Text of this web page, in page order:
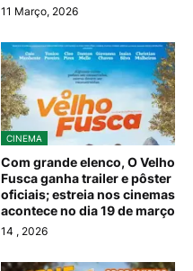
11 Março, 2026
CINEMA
Com grande elenco, O Velho
Fusca ganha trailer e pôster
oficiais; estreia nos cinemas
acontece no dia 19 de março
14 , 2026